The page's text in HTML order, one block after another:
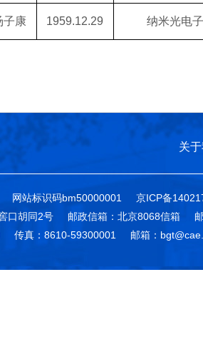
子康 1959.12.29 纳米光电
关
网站标识码bm50000001
京ICP备
口胡同2号
邮政信箱：北京8068信箱
传真：8610-59300001 邮箱：